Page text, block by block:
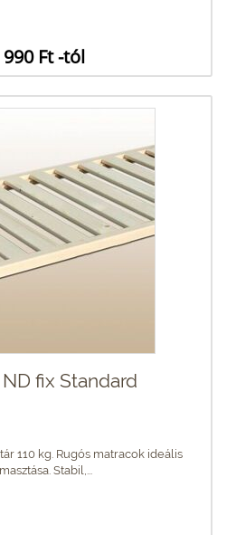
Ft -tól
fix Standard
110 kg. Rugós matracok ideális
Stabil,...